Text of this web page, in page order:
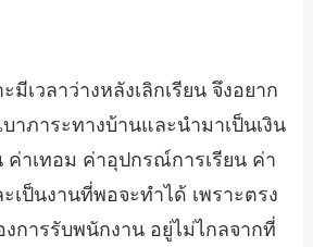
มีเวลาว่างหลังเลิกเรียน จึงอยาก
บาภาระทางบ้านและนำมาเป็นเงิน
ค่าเทอม ค่าอุปกรณ์การเรียน ค่า
เป็นงานที่พอจะทำได้ เพราะตรง
ารรับพนักงาน อยู่ไม่ไกลจากที่